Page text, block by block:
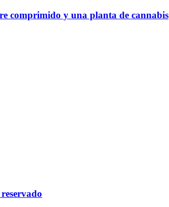
comprimido y una planta de cannabis